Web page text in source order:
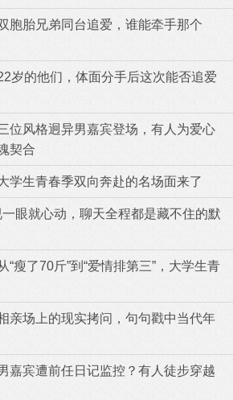
胞胎兄弟同台追爱，谁能牵手那个
岁的他们，体面分手后这次能否追爱
位风格迥异男嘉宾登场，有人为爱心
契合
学生青春季双向奔赴的名场面来了
眼就心动，聊天全程都是藏不住的默
“瘦了70斤”到“爱情排第三”，大学生青
亲场上的现实拷问，句句戳中当代年
嘉宾遭前任日记监控？有人徒步穿越